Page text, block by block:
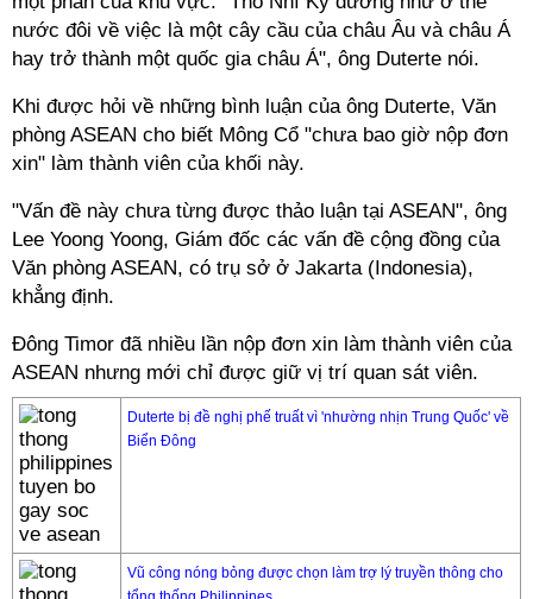
nước đôi về việc là một cây cầu của châu Âu và châu Á
hay trở thành một quốc gia châu Á", ông Duterte nói.
Khi được hỏi về những bình luận của ông Duterte, Văn
phòng ASEAN cho biết Mông Cổ "chưa bao giờ nộp đơn
xin" làm thành viên của khối này.
"Vấn đề này chưa từng được thảo luận tại ASEAN", ông
Lee Yoong Yoong, Giám đốc các vấn đề cộng đồng của
Văn phòng ASEAN, có trụ sở ở Jakarta (Indonesia),
khẳng định.
Đông Timor đã nhiều lần nộp đơn xin làm thành viên của
ASEAN nhưng mới chỉ được giữ vị trí quan sát viên.
Duterte bị đề nghị phế truất vì 'nhường nhịn Trung Quốc' về
Biển Đông
Vũ công nóng bỏng được chọn làm trợ lý truyền thông cho